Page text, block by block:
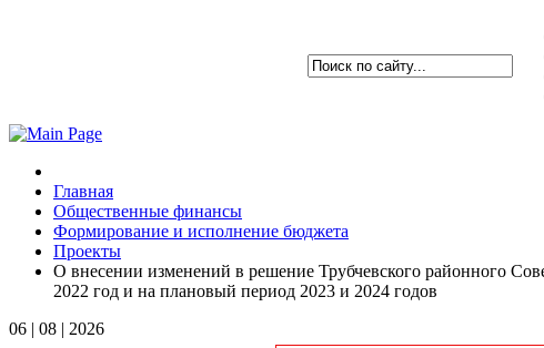
Главная
Общественные финансы
Формирование и исполнение бюджета
Проекты
О внесении изменений в решение Трубчевского районного
2022 год и на плановый период 2023 и 2024 годов
06 | 08 | 2026